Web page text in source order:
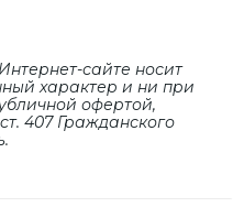
сайте носит
характер и ни при
офертой,
407 Гражданского